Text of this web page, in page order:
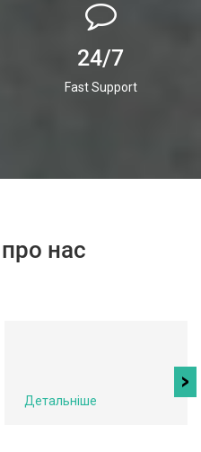
24/7
Fast Support
нас
Детальніше